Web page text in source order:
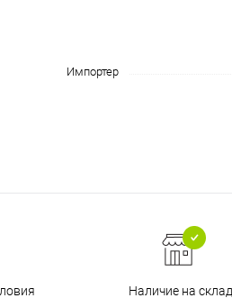
Импортер
Наличие на